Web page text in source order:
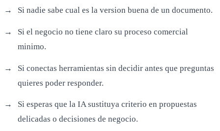
Si nadie sabe cual es la version buena de un documento.
Si el negocio no tiene claro su proceso comercial
minimo.
Si conectas herramientas sin decidir antes que preguntas
quieres poder responder.
Si esperas que la IA sustituya criterio en propuestas
delicadas o decisiones de negocio.